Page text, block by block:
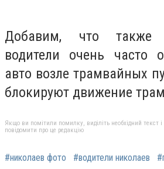
Добавим, что также
водители очень часто
авто возле трамвайных
блокируют движение
Якщо ви помітили помилку, виділіть необхідний текст
повідомити про це редакцію
#николаев фото #водители николаев